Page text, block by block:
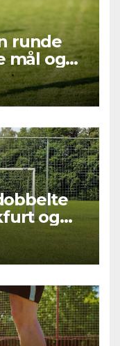
runde
mål og
og
– hele